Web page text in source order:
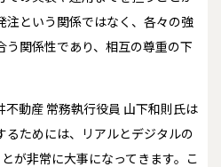
注という関係ではなく、各々の強
う関係性であり、相互の尊重の下
動産 常務執行役員 山下和則氏は
るためには、リアルとデジタルの
が非常に大事になってきます。こ